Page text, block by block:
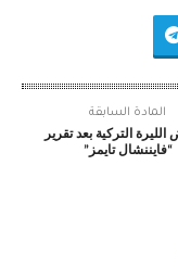
المادة السابقة
الليرة التركية بعد تقرير
“فايننشال تايمز”